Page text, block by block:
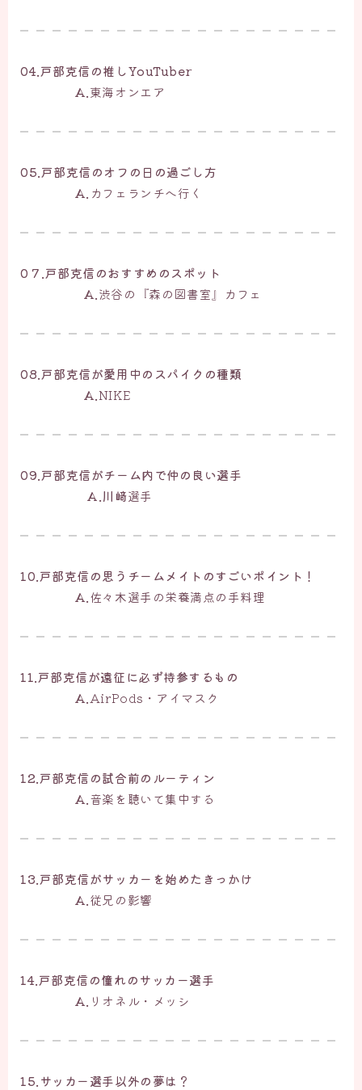
04.戸部克信の推しYouTuber
A. 東海オンエア
05.戸部克信のオフの日の過ごし方
A. カフェランチへ行く
0７.戸部克信のおすすめのスポット
A. 渋谷の『森の図書室』カフェ
08.戸部克信が愛用中のスパイクの種類
A. NIKE
09.戸部克信がチーム内で仲の良い選手
A.川﨑選手
10.戸部克信の思うチームメイトのすごいポイント！
A. 佐々木選手の栄養満点の手料理
11.戸部克信が遠征に必ず持参するもの
A. AirPods・アイマスク
12.戸部克信の試合前のルーティン
A. 音楽を聴いて集中する
13.戸部克信がサッカーを始めたきっかけ
A. 従兄の影響
14.戸部克信の憧れのサッカー選手
A. リオネル・メッシ
15.サッカー選手以外の夢は？